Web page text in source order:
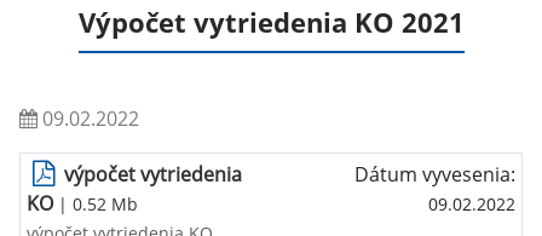
Výpočet vytriedenia KO 2021
09.02.2022
výpočet vytriedenia
KO| 0.52 Mb
Dátum vyvesenia:
09.02.2022